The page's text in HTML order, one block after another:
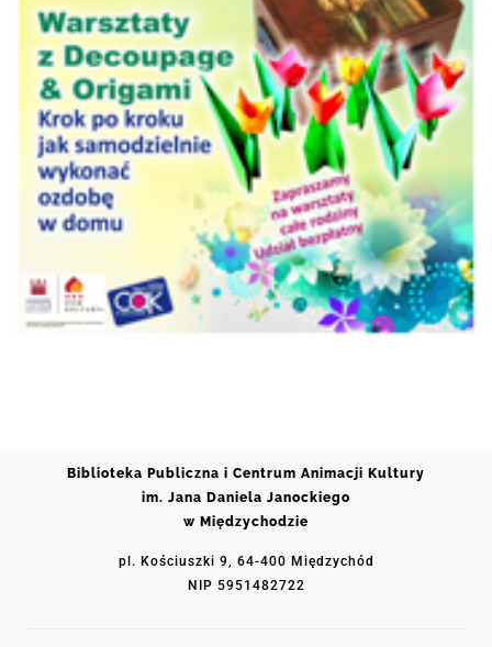
Biblioteka Publiczna i Centrum Animacji Kultury
im. Jana Daniela Janockiego
w Międzychodzie
pl. Kościuszki 9, 64-400 Międzychód
NIP 5951482722